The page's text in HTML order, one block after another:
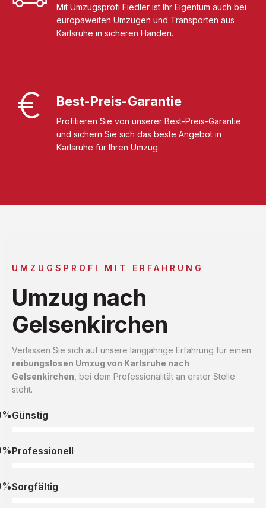
Mit Umzugsprofi Fiedler ist Ihr Eigentum auch bei
europaweiten Umzügen und Transporten aus
Karlsruhe in sicheren Händen.
Best-Preis-Garantie
Profitieren Sie von unserer Best-Preis-Garantie
und sichern Sie sich das beste Angebot in
Karlsruhe für Ihren Umzug.
UMZUGSPROFI MIT ERFAHRUNG
Umzug nach
Gelsenkirchen
Verlassen Sie sich auf unsere langjährige Erfahrung für einen
reibungslosen Umzug von Karlsruhe nach
Gelsenkirchen , bei dem Professionalität an erster Stelle
steht.
Günstig
Professionell
Sorgfältig